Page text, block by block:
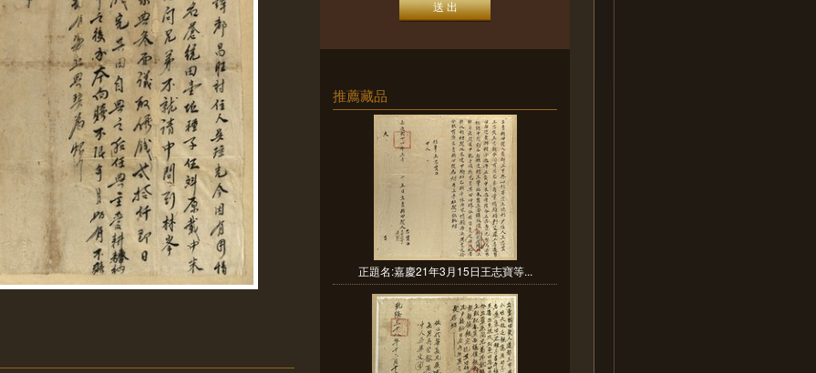
推薦藏品
正題名:嘉慶21年3月15日王志寶等...